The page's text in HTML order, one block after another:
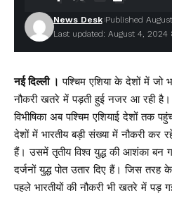
Last updated: August 4, 2024
News Desk Published
नई दिल्ली । पश्चिम एशिया के देशों में जो
नौकरी खतरे में पड़ती हुई नजर आ रही
विभीषिका अब पश्चिम एशियाई देशों तक
देशों में भारतीय बड़ी संख्या में नौकरी कर
हैं। उसमें तृतीय विश्व युद्ध की आशंका
दर्जनों युद्ध पोत उतार दिए हैं। जिस तरह
पहले भारतीयों की नौकरी भी खतरे में पड़